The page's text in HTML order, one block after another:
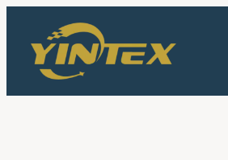
conteúdo